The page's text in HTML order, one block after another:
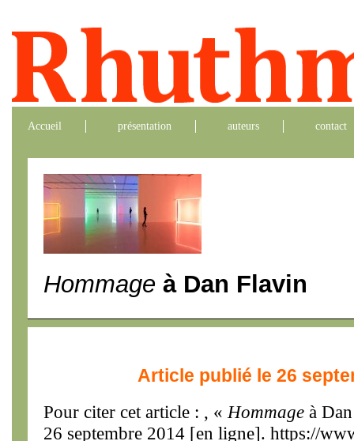
Accueil présentation auteurs contact
Hommage à Dan Flavin
Article publié le 26
Pour citer cet article : , « Hommage à
26 septembre 2014 [en ligne]. https://